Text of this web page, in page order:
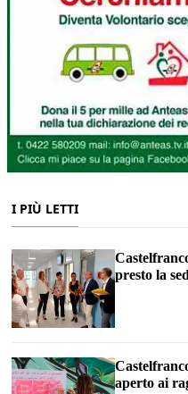
I PIÙ LETTI
presto la
aperto ai